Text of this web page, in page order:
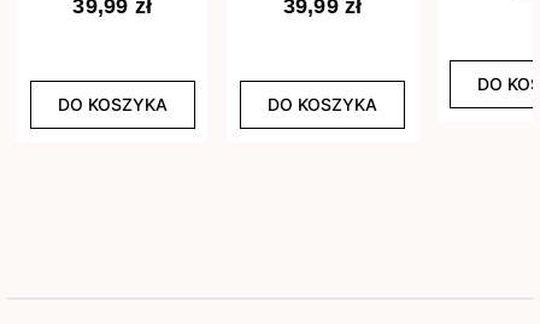
39,99 zł
DO KOSZYKA
39,99 zł
DO KOSZYKA
DO